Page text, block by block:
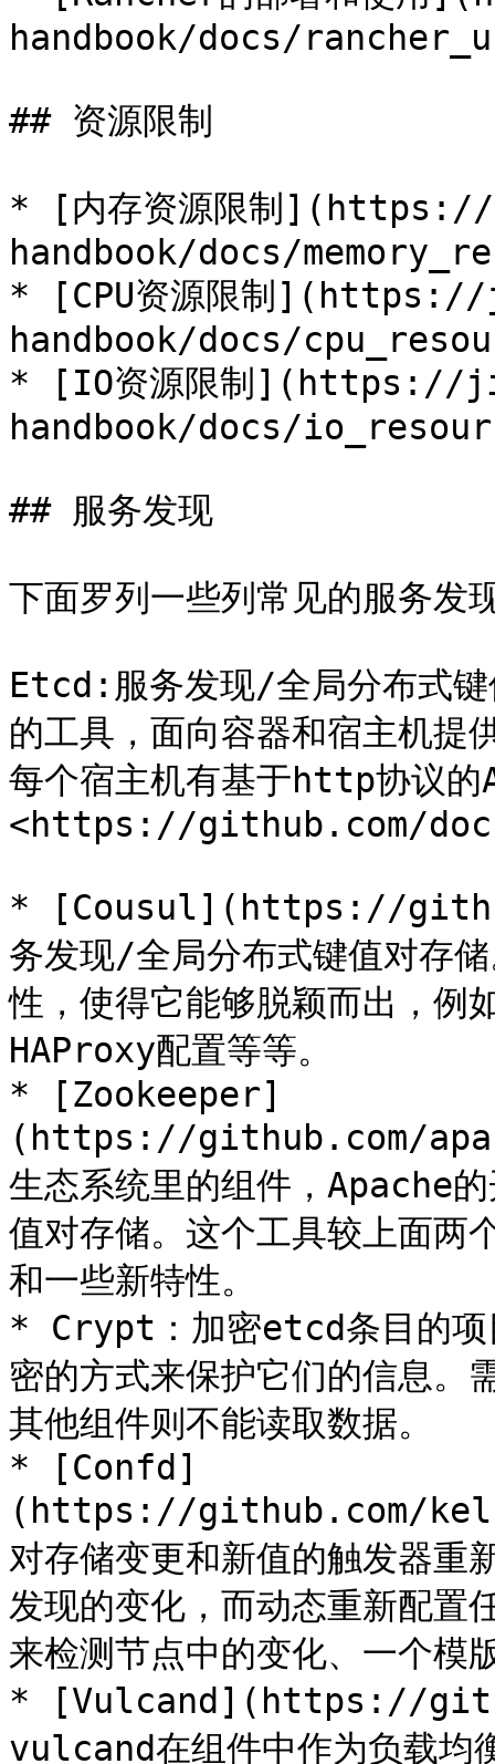
handbook/docs/
## 资源限制
* [内存资源限制
handbook/docs/
* [CPU资源限制
handbook/docs/
* [IO资源限制](https://
handbook/docs/
## 服务发现
下面罗列一些列常见的服务发
Etcd:服务发现/全局分布式键
的工具，面向容器和宿主机提
每个宿主机有基于http协议的
<https://github.com/
* [Cousul](https://
务发现/全局分布式键值对存
性，使得它能够脱颖而出，例
HAProxy配置等等。
* [Zookeeper]
(https://github.com/
生态系统里的组件，Apache
值对存储。这个工具较上面两
和一些新特性。
* Crypt：加密etcd条目的项
密的方式来保护它们的信息。
其他组件则不能读取数据。
* [Confd]
(https://github.com/
对存储变更和新值的触发器重
发现的变化，而动态重新配置
来检测节点中的变化、一个模
* [Vulcand](https://
vulcand在组件中作为负载均